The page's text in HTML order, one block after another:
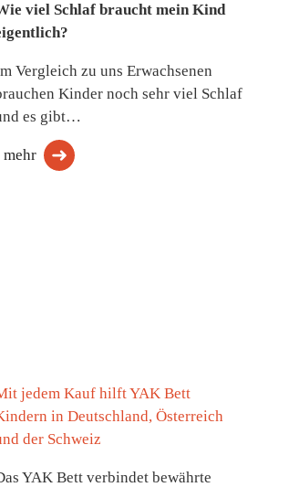
viel Schlaf braucht mein Kind
Vergleich zu uns Erwachsenen
Kinder noch sehr viel Schlaf
es gibt…
mehr
jedem Kauf hilft YAK Bett
in Deutschland, Österreich
der Schweiz
YAK Bett verbindet bewährte